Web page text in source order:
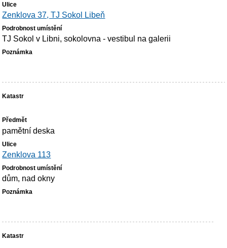
Zenklova 37, TJ Sokol Libeň
TJ Sokol v Libni, sokolovna - vestibul na galerii
pamětní deska
Zenklova 113
dům, nad okny